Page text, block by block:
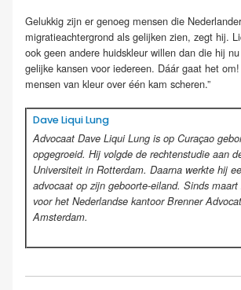
Gelukkig zijn er genoeg mensen die
migratieachtergrond als gelijken zien, zegt hij.
ook geen andere huidskleur willen dan die hij
gelijke kansen voor iedereen. Dáár gaat het
mensen van kleur over één kam scheren.”
Dave Liqui Lung
Advocaat Dave Liqui Lung is op Curaçao
opgegroeid. Hij volgde de rechtenstudie aan
Universiteit in Rotterdam. Daarna werkte hij
advocaat op zijn geboorte-eiland. Sinds
voor het Nederlandse kantoor Brenner
Amsterdam.